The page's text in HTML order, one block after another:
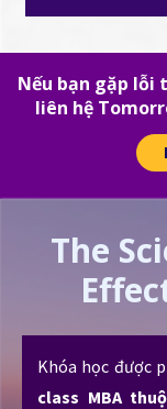
Nếu bạn gặp lỗi
liên hệ
The
Khóa học được
class MBA